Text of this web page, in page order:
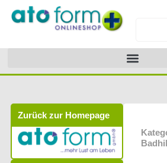
Inhalt
Zurück zur Homepage